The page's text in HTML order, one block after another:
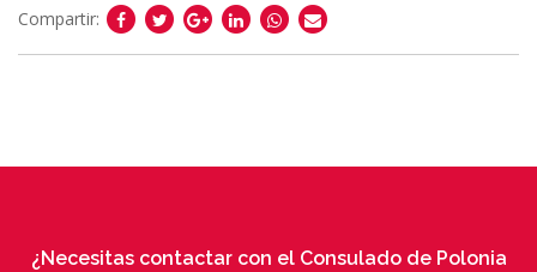
Compartir:
¿Necesitas contactar con el Consulado de Polonia